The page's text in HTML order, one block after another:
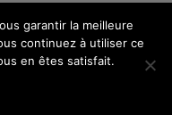
garantir la meilleure
continuez à utiliser ce
en êtes satisfait.